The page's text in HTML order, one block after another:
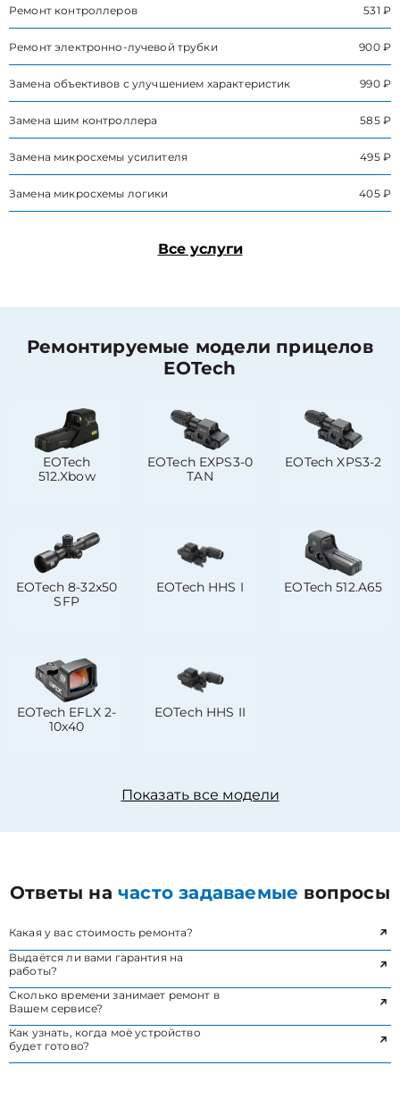
Ремонт контроллеров 531 ₽
Ремонт электронно-лучевой трубки 900 ₽
Замена объективов с улучшением характеристик 990 ₽
Замена шим контроллера 585 ₽
Замена микросхемы усилителя 495 ₽
Замена микросхемы логики 405 ₽
Все услуги
Ремонтируемые модели прицелов
EOTech
EOTech
512.Xbow
EOTech EXPS3-0
TAN
EOTech XPS3-2
EOTech 8-32x50
SFP
EOTech HHS I EOTech 512.A65
EOTech EFLX 2-
10x40
EOTech HHS II
Показать все модели
Ответы начасто задаваемые вопросы
Какая у вас стоимость ремонта?
Выдаётся ли вами гарантия на
работы?
Сколько времени занимает ремонт в
Вашем сервисе?
Как узнать, когда моё устройство
будет готово?